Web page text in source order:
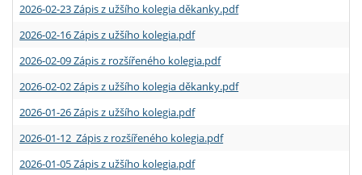
2026-02-23 Zápis z užšího kolegia děkanky.pdf
2026-02-16 Zápis z užšího kolegia.pdf
2026-02-09 Zápis z rozšířeného kolegia.pdf
2026-02-02 Zápis z užšího kolegia děkanky.pdf
2026-01-26 Zápis z užšího kolegia.pdf
2026-01-12 Zápis z rozšířeného kolegia.pdf
2026-01-05 Zápis z užšího kolegia.pdf